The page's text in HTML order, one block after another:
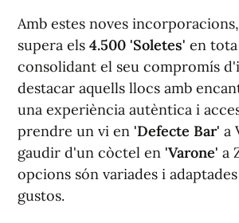
Amb estes noves
supera els 4.500 'Soletes' en tota
consolidant el seu compromís
destacar aquells llocs amb
una experiència autèntica i
prendre un vi en 'Defecte Bar' a
gaudir d'un còctel en 'Varone' a
opcions són variades i
gustos.